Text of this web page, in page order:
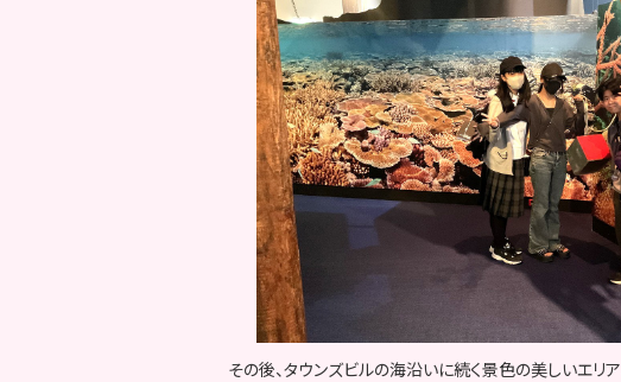
その後、タウンズビルの海沿いに続く景色の美しいエリア